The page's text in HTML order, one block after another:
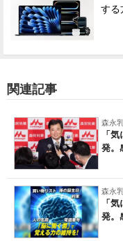
する
関連記事
森永
「
発。
森永
「
発。